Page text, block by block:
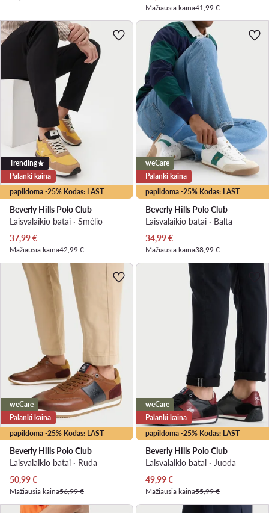
Mažiausia kaina41,99 €
papildoma -25% Kodas: LAST
Trending
Palanki kaina
Beverly Hills Polo Club
Laisvalaikio batai · Smėlio
Dabartinė kaina
37,99€
Mažiausia kaina42,99 €
papildoma -25% Kodas: LAST
weCare
Palanki kaina
Beverly Hills Polo Club
Laisvalaikio batai · Balta
Dabartinė kaina
34,99€
Mažiausia kaina38,99 €
papildoma -25% Kodas: LAST
weCare
Palanki kaina
Beverly Hills Polo Club
Laisvalaikio batai · Ruda
Dabartinė kaina
50,99€
Mažiausia kaina56,99 €
papildoma -25% Kodas: LAST
weCare
Palanki kaina
Beverly Hills Polo Club
Laisvalaikio batai · Juoda
Dabartinė kaina
49,99€
Mažiausia kaina55,99 €